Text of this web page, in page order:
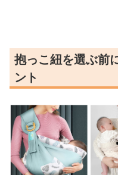
抱っこ紐を選ぶ前
ント